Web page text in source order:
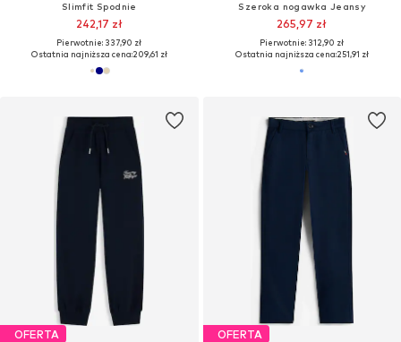
Slimfit Spodnie
242,17 zł
Pierwotnie: 337,90 zł
Ostatnia najniższa cena:209,61 zł
Szeroka nogawka Jeansy
265,97 zł
Pierwotnie: 312,90 zł
Ostatnia najniższa cena:251,91 zł
OFERTA OFERTA